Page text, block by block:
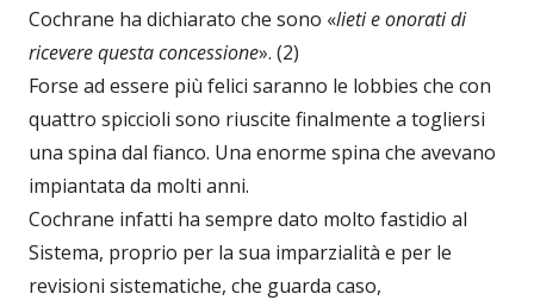
Cochrane ha dichiarato che sono «lieti e onorati di
ricevere questa concessione». (2)
Forse ad essere più felici saranno le lobbies che con
quattro spiccioli sono riuscite finalmente a togliersi
una spina dal fianco. Una enorme spina che avevano
impiantata da molti anni.
Cochrane infatti ha sempre dato molto fastidio al
Sistema, proprio per la sua imparzialità e per le
revisioni sistematiche, che guarda caso,